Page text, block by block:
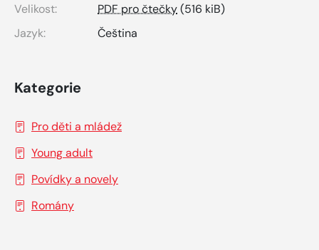
Velikost:
PDF pro čtečky(516 kiB)
Jazyk:
Čeština
Kategorie
Pro děti a mládež
Young adult
Povídky a novely
Romány